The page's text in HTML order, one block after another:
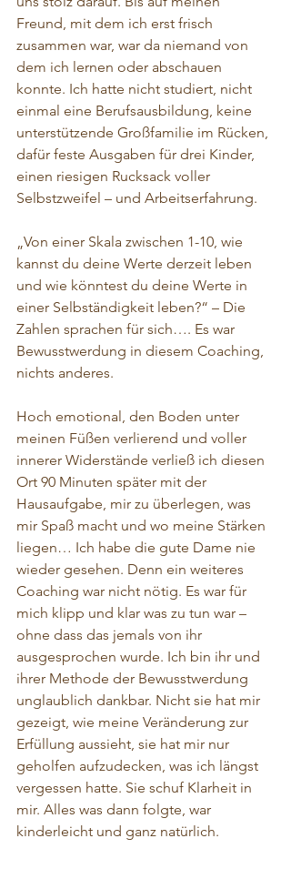
Freund, mit dem ich erst frisch
zusammen war, war da niemand von
dem ich lernen oder abschauen
konnte. Ich hatte nicht studiert, nicht
einmal eine Berufsausbildung, keine
unterstützende Großfamilie im Rücken,
dafür feste Ausgaben für drei Kinder,
einen riesigen Rucksack voller
Selbstzweifel – und Arbeitserfahrung.
„Von einer Skala zwischen 1-10, wie
kannst du deine Werte derzeit leben
und wie könntest du deine Werte in
einer Selbständigkeit leben?“ – Die
Zahlen sprachen für sich…. Es war
Bewusstwerdung in diesem Coaching,
nichts anderes.
Hoch emotional, den Boden unter
meinen Füßen verlierend und voller
innerer Widerstände verließ ich diesen
Ort 90 Minuten später mit der
Hausaufgabe, mir zu überlegen, was
mir Spaß macht und wo meine Stärken
liegen… Ich habe die gute Dame nie
wieder gesehen. Denn ein weiteres
Coaching war nicht nötig. Es war für
mich klipp und klar was zu tun war –
ohne dass das jemals von ihr
ausgesprochen wurde. Ich bin ihr und
ihrer Methode der Bewusstwerdung
unglaublich dankbar. Nicht sie hat mir
gezeigt, wie meine Veränderung zur
Erfüllung aussieht, sie hat mir nur
geholfen aufzudecken, was ich längst
vergessen hatte. Sie schuf Klarheit in
mir. Alles was dann folgte, war
kinderleicht und ganz natürlich.